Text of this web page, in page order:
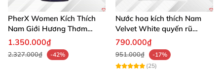
PherX Women Kích Thích
Nam Giới Hương Thơm
Quyến Rũ Độc Quyền
1.350.000₫
2.327.000₫ -42%
Nước hoa kích thích Nam
Velvet White quyến rũ
mạnh chai lớn
790.000₫
951.000₫
-17%
(25)